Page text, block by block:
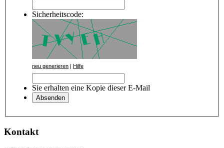
Sicherheitscode:
neu generieren | Hilfe
Sie erhalten eine Kopie dieser E-Mail
Kontakt